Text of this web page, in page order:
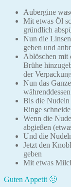
Aubergine
Mit etwas Öl
gründlich
Nun die
geben und
Ablöschen mit
Brühe
der
Nun das
Bis die Nudeln
Ringe
Wenn die
abgießen
Und die
Jetzt den
geben
Mit etwas
Guten Appetit 🙂